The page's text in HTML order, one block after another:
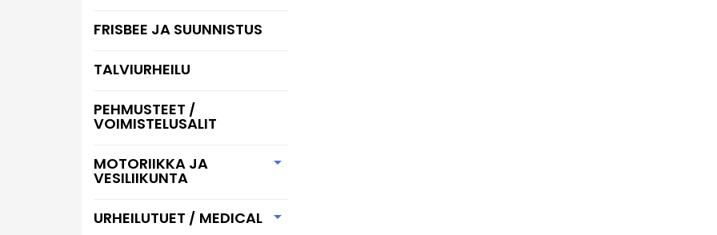
FRISBEE JA SUUNNISTUS
TALVIURHEILU
PEHMUSTEET /
VOIMISTELUSALIT
MOTORIIKKA JA
VESILIIKUNTA

URHEILUTUET / MEDICAL 